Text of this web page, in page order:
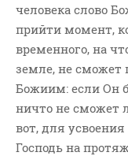
человека слово
прийти момент,
временного, на
земле, не сможет
Божиим: если Он
ничто не сможет
вот, для усвоения
Господь на